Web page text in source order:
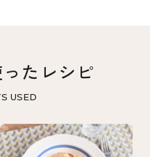
たレシピ
USED